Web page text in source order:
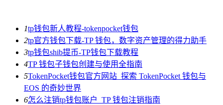
1tp钱包新人教程-tokenpocket钱包
2tp官方钱包下载-TP 钱包，数字资产管理的得力助手
3tp钱包shib提币-TP钱包下载教程
4TP 钱包子钱包创建与使用全指南
5TokenPocket钱包官方网站_探索 TokenPocket 钱包与
EOS 的奇妙世界
6怎么注销tp钱包账户_TP 钱包注销指南